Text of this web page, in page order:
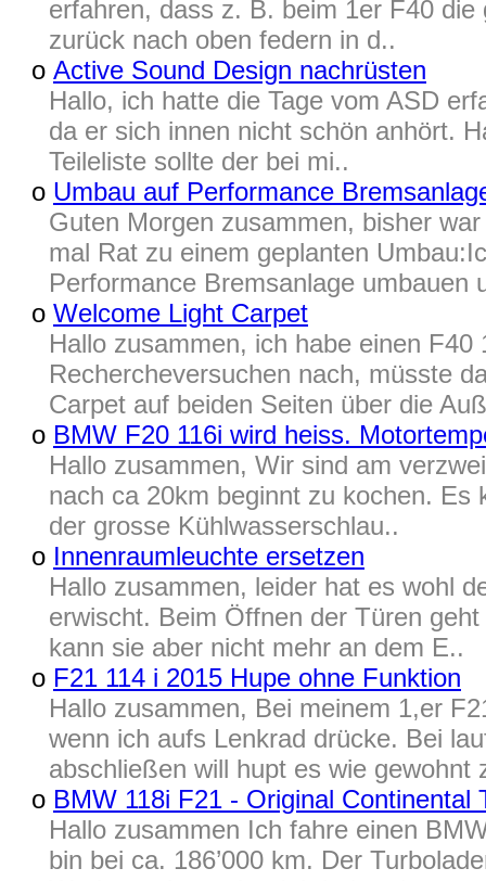
erfahren, dass z. B. beim 1er F40
zurück nach oben federn in d..
o Active Sound Design nachrüsten
Hallo, ich hatte die Tage vom ASD
da er sich innen nicht schön anhört.
Teileliste sollte der bei mi..
o Umbau auf Performance
Guten Morgen zusammen, bisher
mal Rat zu einem geplanten
Performance Bremsanlage umbauen
o Welcome Light Carpet
Hallo zusammen, ich habe einen
Rechercheversuchen nach, müsste
Carpet auf beiden Seiten über die
o BMW F20 116i wird heiss.
Hallo zusammen, Wir sind am
nach ca 20km beginnt zu kochen. Es
der grosse Kühlwasserschlau..
o Innenraumleuchte ersetzen
Hallo zusammen, leider hat es wohl
erwischt. Beim Öffnen der Türen
kann sie aber nicht mehr an dem E..
o F21 114 i 2015 Hupe ohne Funktion
Hallo zusammen, Bei meinem 1,er
wenn ich aufs Lenkrad drücke. Bei
abschließen will hupt es wie gewohnt
o BMW 118i F21 - Original Continental
Hallo zusammen Ich fahre einen
bin bei ca. 186’000 km. Der